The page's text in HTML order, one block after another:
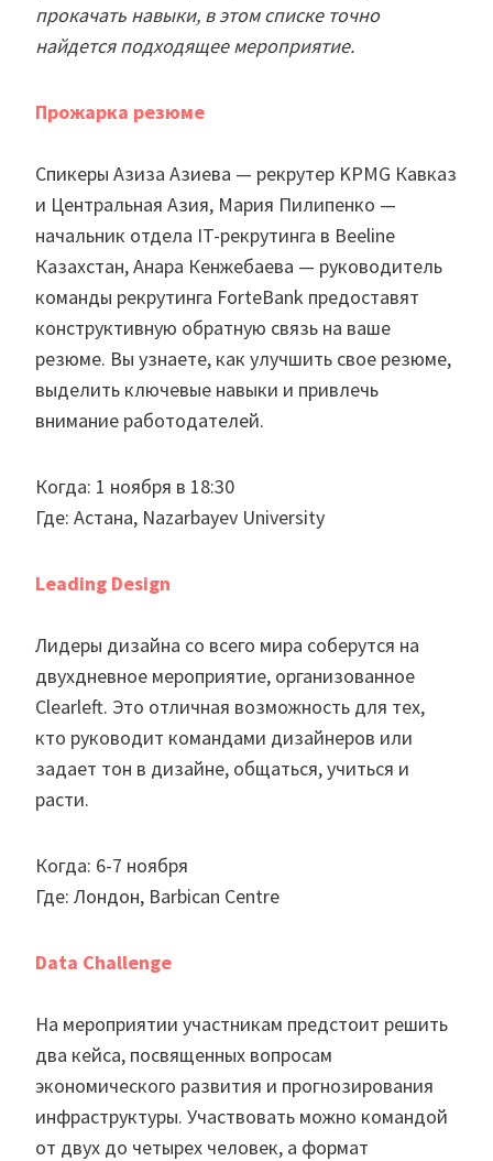
прокачать навыки, в этом списке точно
найдется подходящее мероприятие.
Прожарка резюме
Спикеры Азиза Азиева — рекрутер KPMG Кавказ
и Центральная Азия, Мария Пилипенко —
начальник отдела IT-рекрутинга в Beeline
Казахстан, Анара Кенжебаева — руководитель
команды рекрутинга ForteBank предоставят
конструктивную обратную связь на ваше
резюме. Вы узнаете, как улучшить свое резюме,
выделить ключевые навыки и привлечь
внимание работодателей.
Когда: 1 ноября в 18:30
Где: Астана, Nazarbayev University
Leading Design
Лидеры дизайна со всего мира соберутся на
двухдневное мероприятие, организованное
Clearleft. Это отличная возможность для тех,
кто руководит командами дизайнеров или
задает тон в дизайне, общаться, учиться и
расти.
Когда: 6-7 ноября
Где: Лондон, Barbican Centre
Data Challenge
На мероприятии участникам предстоит решить
два кейса, посвященных вопросам
экономического развития и прогнозирования
инфраструктуры. Участвовать можно командой
от двух до четырех человек, а формат